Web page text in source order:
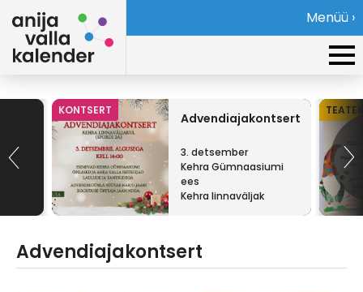
Menüü ›
KONTSERT
Advendiajakontsert
3. detsember
Kehra Gümnaasiumi
ees
Kehra linnaväljak
TEATER
Advendiajakontsert